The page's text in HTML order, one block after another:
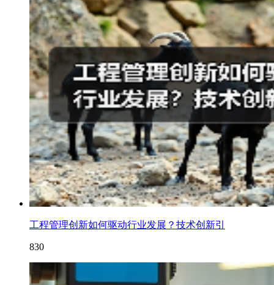
工程管理创新如何驱动行业发展？技术创新引
830